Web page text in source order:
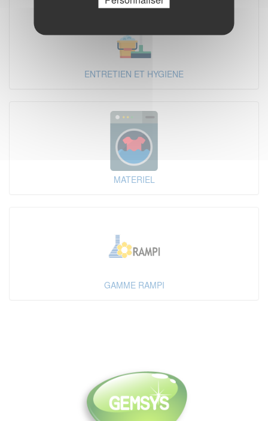
ENTRETIEN ET HYGIENE
MATERIEL
GAMME RAMPI